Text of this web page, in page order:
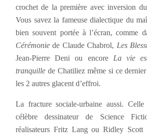
crochet de la première avec inversion
Vous savez la fameuse dialectique du
bien souvent portée à l’écran, comme
Cérémonie de Claude Chabrol, Les
Jean-Pierre Deni ou encore La vie
tranquille de Chatiliez même si ce
les 2 autres glacent d’effroi.
La fracture sociale-urbaine aussi.
célèbre dessinateur de Science
réalisateurs Fritz Lang ou Ridley Scott